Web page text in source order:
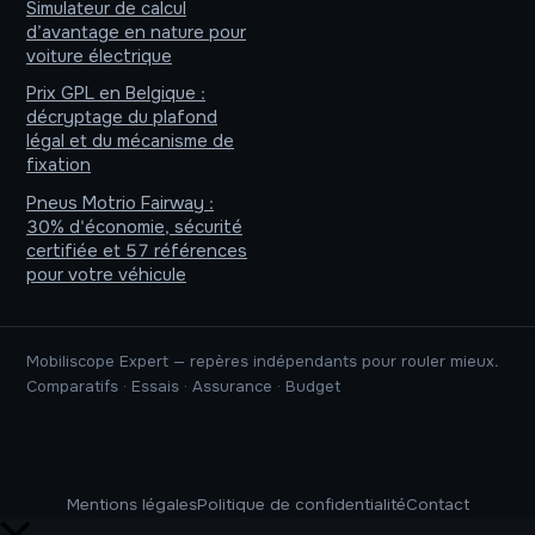
Simulateur de calcul
d’avantage en nature pour
voiture électrique
Prix GPL en Belgique :
décryptage du plafond
légal et du mécanisme de
fixation
Pneus Motrio Fairway :
30% d'économie, sécurité
certifiée et 57 références
pour votre véhicule
Mobiliscope Expert — repères indépendants pour rouler mieux.
Comparatifs · Essais · Assurance · Budget
Mentions légalesPolitique de confidentialitéContact